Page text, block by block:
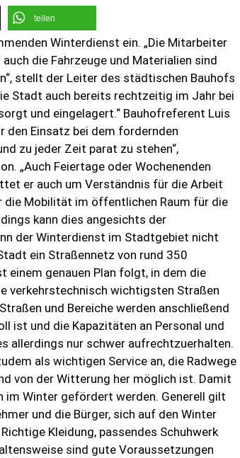
teilen
Winterdienst ein. „Die Mitarbeiter
die Fahrzeuge und Materialien sind
stellt der Leiter des städtischen Bauhofs
Stadt auch bereits rechtzeitig im Jahr bei
und eingelagert.“ Bauhofreferent Luis
den Einsatz bei dem fordernden
zu jeder Zeit parat zu stehen“,
„Auch Feiertage oder Wochenenden
er auch um Verständnis für die Arbeit
Mobilität im öffentlichen Raum für die
kann dies angesichts der
der Winterdienst im Stadtgebiet nicht
ein Straßennetz von rund 350
einem genauen Plan folgt, in dem die
verkehrstechnisch wichtigsten Straßen
und Bereiche werden anschließend
ist und die Kapazitäten an Personal und
allerdings nur schwer aufrechtzuerhalten.
als wichtigen Service an, die Radwege
von der Witterung her möglich ist. Damit
im Winter gefördert werden. Generell gilt
und die Bürger, sich auf den Winter
Kleidung, passendes Schuhwerk
sind gute Voraussetzungen